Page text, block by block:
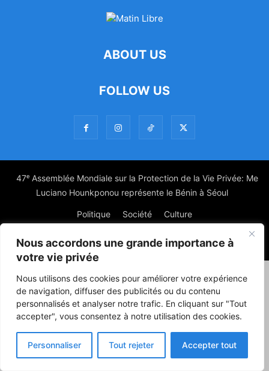
Nous accordons une grande importance à
votre vie privée
Nous utilisons des cookies pour améliorer votre expérience
de navigation, diffuser des publicités ou du contenu
personnalisés et analyser notre trafic. En cliquant sur "Tout
accepter", vous consentez à notre utilisation des cookies.
Personnaliser Tout rejeter Accepter tout
ABOUT US
FOLLOW US
47ᵉ Assemblée Mondiale sur la Protection de la Vie Privée: Me
Luciano Hounkponou représente le Bénin à Séoul
Politique Société Culture
© Powered by digitXplus Francophone